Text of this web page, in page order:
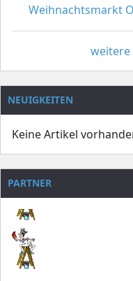
Weihnachtsmarkt
weitere
NEUIGKEITEN
Keine Artikel
PARTNER